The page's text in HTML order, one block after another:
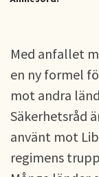
Med anfallet
en ny formel
mot andra
Säkerhetsråd
använt mot
regimens